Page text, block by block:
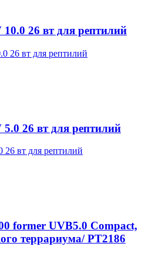
26 вт для рептилий
26 вт для рептилий
former UVB5.0 Compact,
террариума/ PT2186